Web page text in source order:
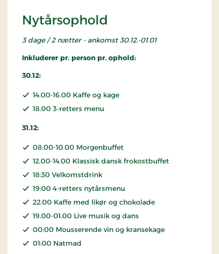
Nytårsophold
3 dage / 2 nætter - ankomst 30.12.-01.01
Inkluderer pr. person pr. ophold:
30.12:
14.00-16.00 Kaffe og kage
18.00 3-retters menu
31.12:
08.00-10.00 Morgenbuffet
12.00-14.00 Klassisk dansk frokostbuffet
18:30 Velkomstdrink
19:00 4-retters nytårsmenu
22.00 Kaffe med likør og chokolade
19.00-01.00 Live musik og dans
00:00 Mousserende vin og kransekage
01:00 Natmad